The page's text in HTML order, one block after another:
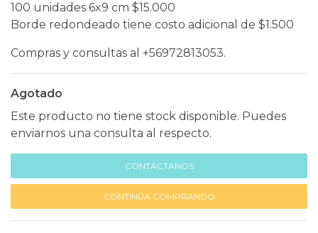
100 unidades 6x9 cm $15.000
Borde redondeado tiene costo adicional de $1.500
Compras y consultas al +56972813053.
Agotado
Este producto no tiene stock disponible. Puedes
enviarnos una consulta al respecto.
CONTÁCTANOS
CONTINÚA COMPRANDO